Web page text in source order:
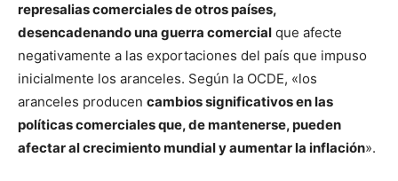
represalias comerciales de otros países,
desencadenando una guerra comercial que afecte
negativamente a las exportaciones del país que impuso
inicialmente los aranceles. Según la OCDE, «los
aranceles producen cambios significativos en las
políticas comerciales que, de mantenerse, pueden
afectar al crecimiento mundial y aumentar la inflación».